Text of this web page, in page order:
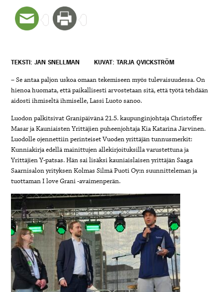
TEKSTI: JAN SNELLMAN KUVAT: TARJA QVICKSTRÖM
– Seantaa paljon uskoa omaan tekemiseen myös tulevaisuudessa. On
hienoahuomata, että paikallisesti arvostetaan sitä, että työtä tehdään
aidostiihmiseltä ihmiselle, Lassi Luoto sanoo.
Luodon palkitsivat Granipäivänä 21.5. kaupunginjohtaja Christoffer
Masar ja Kauniaisten Yrittäjien puheenjohtaja Kia Katarina Järvinen.
Luodolle ojennettiin perinteiset Vuoden yrittäjän tunnusmerkit:
Kunniakirja edellä mainittujen allekirjoituksilla varustettuna ja
Yrittäjien Y-patsas. Hän sai lisäksi kauniaislaisen yrittäjän Saaga
Saarnisalon yrityksen Kolmas Silmä Puoti Oy:n suunnitteleman ja
tuottaman I love Grani -avaimenperän.